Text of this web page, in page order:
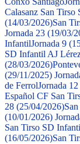
Calasanz San Tirso
(14/03/2026)San
Jornada 23 (19/03/
InfantilJornada 9
SD Infantil AJ
(28/03/2026)
(29/11/2025)
de FerrolJornada
Español CF San
28 (25/04/2026)
(10/01/2026)
San Tirso SD
(16/05/2026)San